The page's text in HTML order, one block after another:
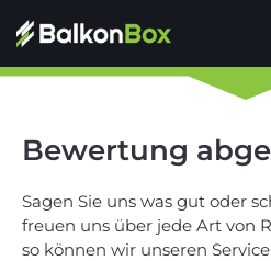
Inhalt
Bewertung
Sagen Sie uns was gut oder
freuen uns über jede Art von
so können wir unseren